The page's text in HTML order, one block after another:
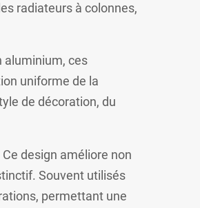
radiateurs à colonnes,
aluminium, ces
uniforme de la
de décoration, du
design améliore non
Souvent utilisés
permettant une